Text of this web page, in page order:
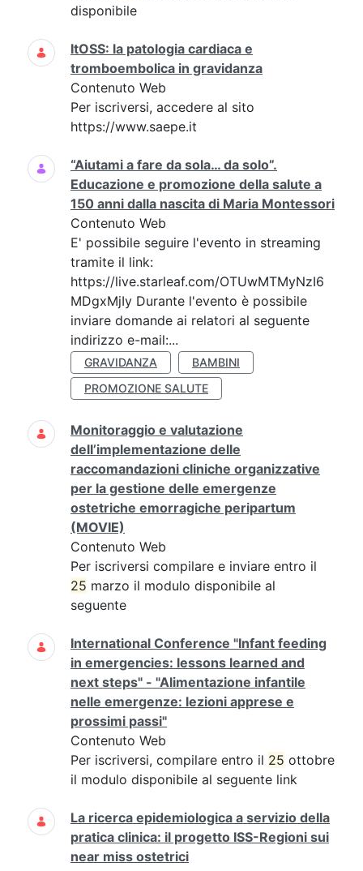
disponibile
ItOSS: la patologia cardiaca e
tromboembolica in gravidanza
Contenuto Web
Per iscriversi, accedere al sito
https://www.saepe.it
“Aiutami a fare da sola… da solo”.
Educazione e promozione della salute a
150 anni dalla nascita di Maria Montessori
Contenuto Web
E' possibile seguire l'evento in streaming
tramite il link:
https://live.starleaf.com/OTUwMTMyNzI6
MDgxMjIy Durante l'evento è possibile
inviare domande ai relatori al seguente
indirizzo e-mail:...
GRAVIDANZA
BAMBINI
PROMOZIONE SALUTE
Monitoraggio e valutazione
dell’implementazione delle
raccomandazioni cliniche organizzative
per la gestione delle emergenze
ostetriche emorragiche peripartum
(MOVIE)
Contenuto Web
Per iscriversi compilare e inviare entro il
25 marzo il modulo disponibile al
seguente
International Conference "Infant feeding
in emergencies: lessons learned and
next steps" - "Alimentazione infantile
nelle emergenze: lezioni apprese e
prossimi passi"
Contenuto Web
Per iscriversi, compilare entro il 25 ottobre
il modulo disponibile al seguente link
La ricerca epidemiologica a servizio della
pratica clinica: il progetto ISS-Regioni sui
near miss ostetrici